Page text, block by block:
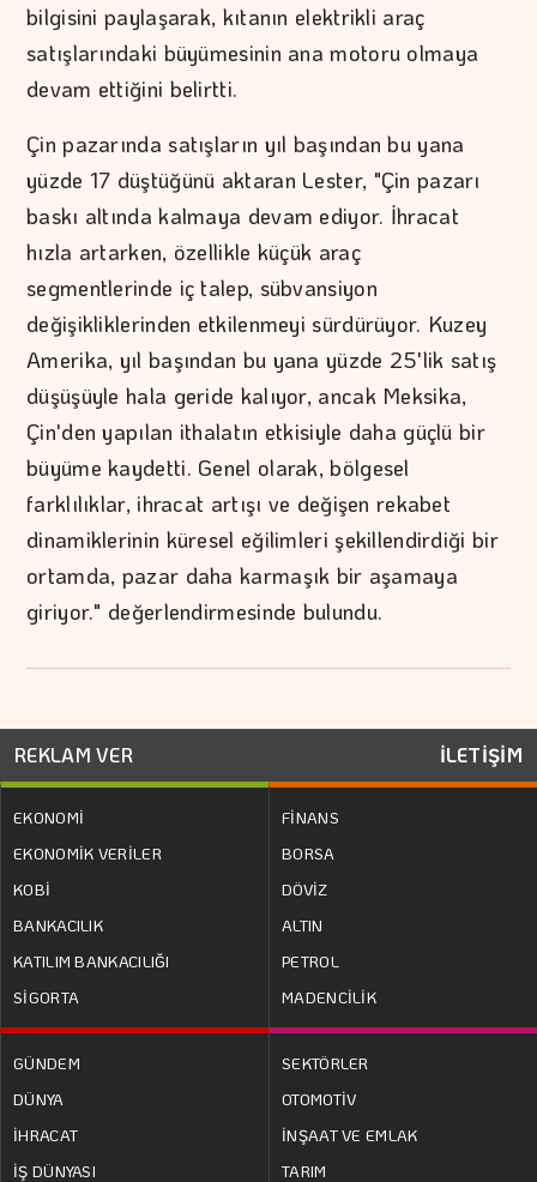
bilgisini paylaşarak, kıtanın elektrikli araç
satışlarındaki büyümesinin ana motoru olmaya
devam ettiğini belirtti.
Çin pazarında satışların yıl başından bu yana
yüzde 17 düştüğünü aktaran Lester, "Çin pazarı
baskı altında kalmaya devam ediyor. İhracat
hızla artarken, özellikle küçük araç
segmentlerinde iç talep, sübvansiyon
değişikliklerinden etkilenmeyi sürdürüyor. Kuzey
Amerika, yıl başından bu yana yüzde 25'lik satış
düşüşüyle hala geride kalıyor, ancak Meksika,
Çin'den yapılan ithalatın etkisiyle daha güçlü bir
büyüme kaydetti. Genel olarak, bölgesel
farklılıklar, ihracat artışı ve değişen rekabet
dinamiklerinin küresel eğilimleri şekillendirdiği bir
ortamda, pazar daha karmaşık bir aşamaya
giriyor." değerlendirmesinde bulundu.
REKLAM VER İLETİŞİM
EKONOMİ
EKONOMİK VERİLER
KOBİ
BANKACILIK
KATILIM BANKACILIĞI
SİGORTA
FİNANS
BORSA
DÖVİZ
ALTIN
PETROL
MADENCİLİK
GÜNDEM
DÜNYA
İHRACAT
İŞ DÜNYASI
SEKTÖRLER
OTOMOTİV
İNŞAAT VE EMLAK
TARIM